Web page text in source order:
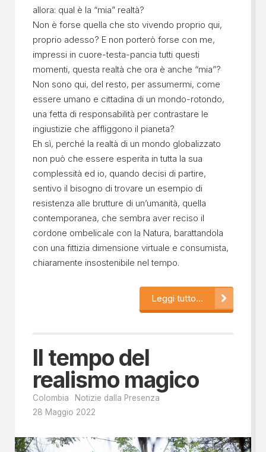
allora: qual è la “mia” realtà?
Non è forse quella che sto vivendo proprio qui,
proprio adesso? E non porterò forse con me,
impressi in cuore-testa-pancia tutti questi
momenti, questa realtà che ora è anche “mia”?
Non sono qui, del resto, per assumermi, come
essere umano e cittadina di un mondo-rotondo,
una fetta di responsabilità per contrastare le
ingiustizie che affliggono il pianeta?
Eh sì, perché la realtà di un mondo globalizzato
non può che essere esperita in tutta la sua
complessità ed io, quando decisi di partire,
sentivo il bisogno di trovare un esempio di
resistenza alle brutture di un’umanità, quella
contemporanea, che sembra aver reciso il
cordone ombelicale con la Natura, barattandola
con una fittizia dimensione virtuale e consumista,
chiaramente insostenibile nel tempo.
Leggi tutto...
Il tempo del
realismo magico
Colombia
Notizie dalla Presenza
28 Maggio 2022